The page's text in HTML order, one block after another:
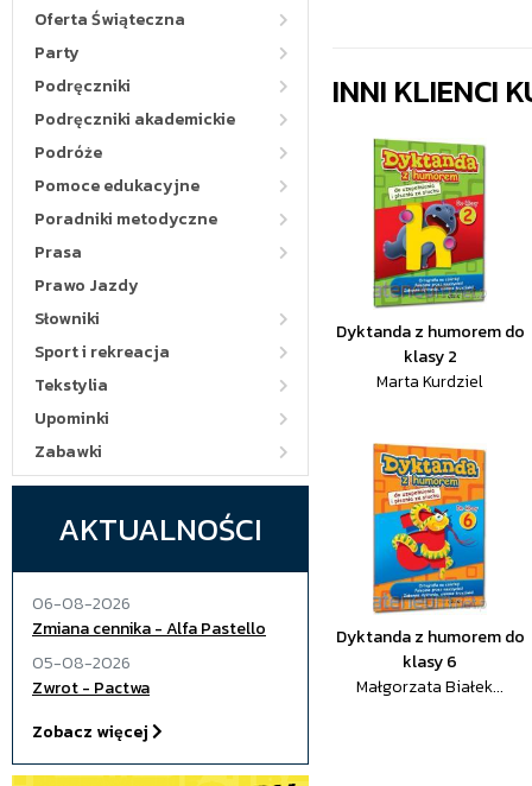
Oferta Świąteczna
Party
Podręczniki
Podręczniki akademickie
Podróże
Pomoce edukacyjne
Poradniki metodyczne
Prasa
Prawo Jazdy
Słowniki
Sport i rekreacja
Tekstylia
Upominki
Zabawki
AKTUALNOŚCI
06-08-2026
Zmiana cennika - Alfa Pastello
05-08-2026
Zwrot - Pactwa
Zobacz więcej
INNI KLIENCI
Dyktanda z humorem do
klasy 2
Marta Kurdziel
Dyktanda z humorem do
klasy 6
Małgorzata Białek...